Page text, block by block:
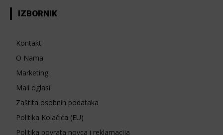
IZBORNIK
Kontakt
O Nama
Marketing
Mali oglasi
Zaštita osobnih podataka
Politika Kolačića (EU)
Politika povrata novca i reklamacija